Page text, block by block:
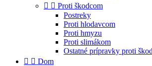
  Proti škodcom
Postreky
Proti hlodavcom
Proti hmyzu
Proti slimákom
Ostatné prípravky proti
  Dom